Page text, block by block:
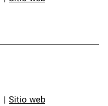
Sitio web